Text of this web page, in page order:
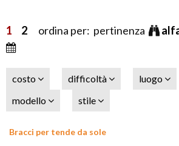
1 2 ordina per: pertinenza
costo difficoltà luogo
modello
stile
Bracci per tende da sole